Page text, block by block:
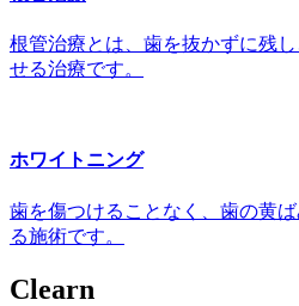
根管治療とは、歯を抜かずに残
せる治療です。
ホワイトニング
歯を傷つけることなく、歯の黄
る施術です。
Clearn